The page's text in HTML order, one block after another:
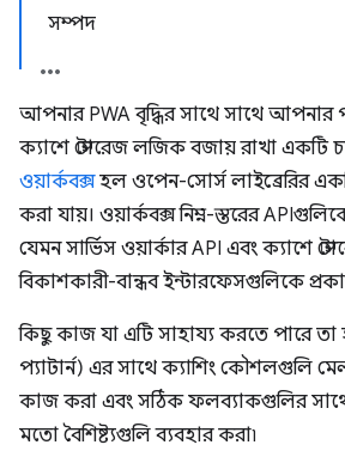
সম্পদ
আপনার PWA বৃদ্ধির সাথে সাথে আপনার
ক্যাশে স্টোরেজ লজিক বজায় রাখা একটি
ওয়ার্কবক্সহল ওপেন-সোর্স লাইব্রেরির
করা যায়। ওয়ার্কবক্স নিম্ন-স্তরের
যেমন সার্ভিস ওয়ার্কার API এবং ক্যাশে
বিকাশকারী-বান্ধব ইন্টারফেসগুলিকে
কিছু কাজ যা এটি সাহায্য করতে পারে তা
প্যাটার্ন) এর সাথে ক্যাশিং কৌশলগুলি
কাজ করা এবং সঠিক ফলব্যাকগুলির সাথে
মতো বৈশিষ্ট্যগুলি ব্যবহার করা৷